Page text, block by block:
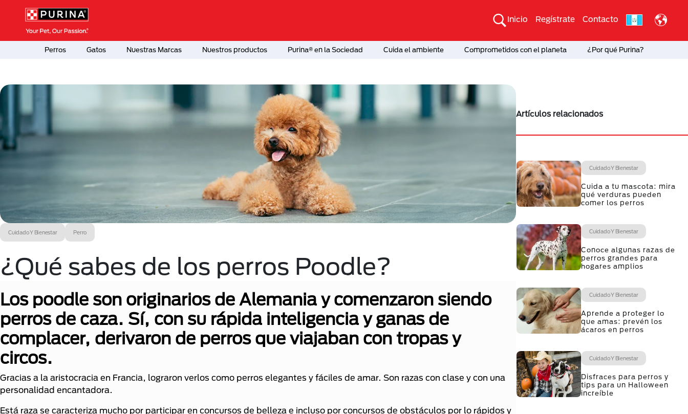
Pasar al contenido principal
Menú Secundario Purina
Inicio Regístrate Contacto
Menú Principal Purina
Perros Gatos Nuestras Marcas Nuestros productos Purina® en la Sociedad Cuida el ambiente Comprometidos con el planeta ¿Por qué Purina?
Cuidado Y Bienestar Perro
¿Qué sabes de los perros Poodle?
Los poodle son originarios de Alemania y comenzaron siendo
perros de caza. Sí, con su rápida inteligencia y ganas de
complacer, derivaron de perros que viajaban con tropas y
circos.
Gracias a la aristocracia en Francia, lograron verlos como perros elegantes y fáciles de amar. Son razas con clase y con una
personalidad encantadora.
Está raza se caracteriza mucho por participar en concursos de belleza e incluso por concursos de obstáculos por lo rápidos y
Artículos relacionados
Cuidado Y Bienestar
Cuida a tu mascota: mira
qué verduras pueden
comer los perros
Cuidado Y Bienestar
Conoce algunas razas de
perros grandes para
hogares amplios
Cuidado Y Bienestar
Aprende a proteger lo
que amas: prevén los
ácaros en perros
Cuidado Y Bienestar
Disfraces para perros y
tips para un Halloween
increíble